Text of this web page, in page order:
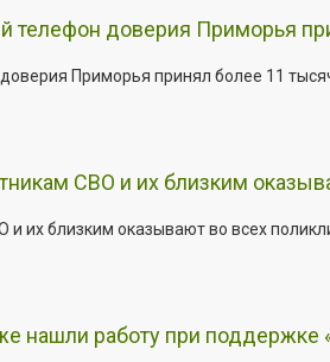
доверия Приморья
Приморья принял более 11
СВО и их близким
их близким оказывают во всех
нашли работу при поддержке